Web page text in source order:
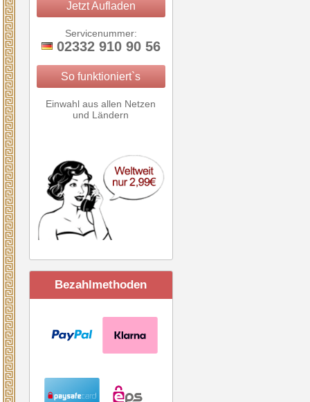
Jetzt Aufladen
Servicenummer:
02332 910 90 56
So funktioniert`s
Einwahl aus allen Netzen
und Ländern
Bezahlmethoden